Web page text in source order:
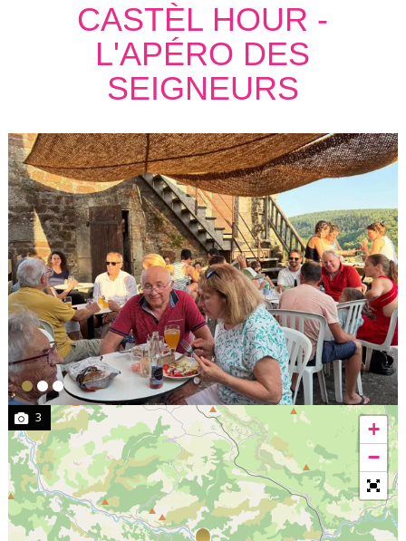
CASTÈL HOUR -
L'APÉRO DES
SEIGNEURS
3
+
−